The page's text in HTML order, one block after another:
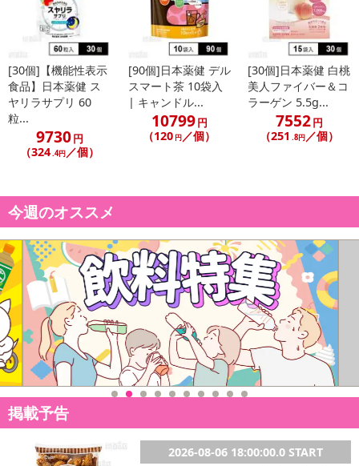
[30個]【機能性表示
食品】日本薬健 ス
ヤリラサプリ 60
粒...
9730円
（324.4円／個）
[90個]日本薬健 デル
スマート茶 10袋入
| キャンドル...
10799円
（120 円／個）
[30個]日本薬健 白桃
美人ファイバー＆コ
ラーゲン 5.5g...
7552円
（251 .8円／個）
今週のオススメ
掲載予告
2026-08-06 18:00:00.0 START